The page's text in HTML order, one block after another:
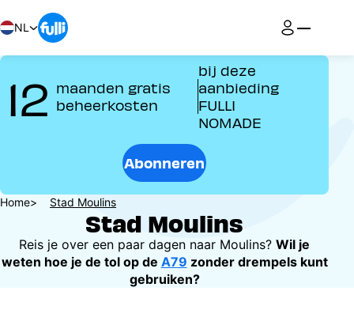
Overslaan
en
de
gaan
NL
12 maanden gratis
beheerkosten
bij deze
aanbieding
FULLI
NOMADE
Abonneren
Kruimelpad
Home Stad Moulins
Stad Moulins
Reis je over een paar dagen naar Moulins? Wil je
weten hoe je de tol op de A79 zonder drempels kunt
gebruiken?